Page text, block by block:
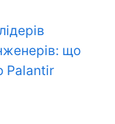
що
Palantir